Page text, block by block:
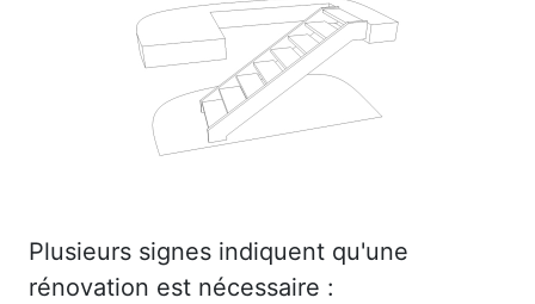
Plusieurs signes indiquent qu'une
rénovation est nécessaire :